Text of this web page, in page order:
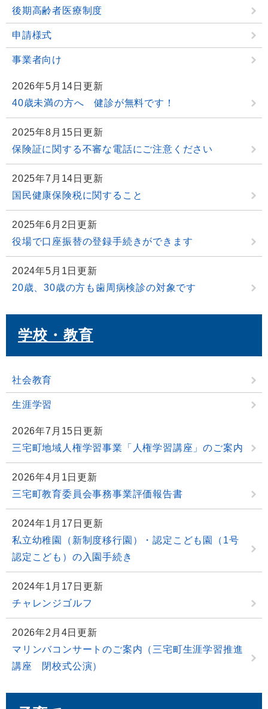
後期高齢者医療制度
申請様式
事業者向け
2026年5月14日更新
40歳未満の方へ 健診が無料です！
2025年8月15日更新
保険証に関する不審な電話にご注意ください
2025年7月14日更新
国民健康保険税に関すること
2025年6月2日更新
役場で口座振替の登録手続きができます
2024年5月1日更新
20歳、30歳の方も歯周病検診の対象です
学校・教育
社会教育
生涯学習
2026年7月15日更新
三宅町地域人権学習事業「人権学習講座」のご案内
2026年4月1日更新
三宅町教育委員会事務事業評価報告書
2024年1月17日更新
私立幼稚園（新制度移行園）・認定こども園（1号
認定こども）の入園手続き
2024年1月17日更新
チャレンジゴルフ
2026年2月4日更新
マリンバコンサートのご案内（三宅町生涯学習推進
講座 閉校式公演）